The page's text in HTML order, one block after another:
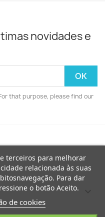
novidades e
that purpose, please find our
terceiros para melhorar
relacionada às suas
Para dar
o botão Aceito.
de cookies